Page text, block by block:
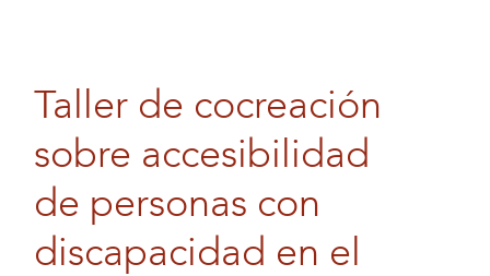
Taller de cocreación
sobre accesibilidad
de personas con
discapacidad en el